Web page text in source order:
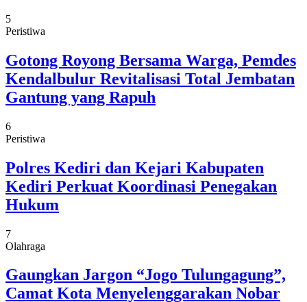
5
Peristiwa
Gotong Royong Bersama Warga, Pemdes
Kendalbulur Revitalisasi Total Jembatan
Gantung yang Rapuh
6
Peristiwa
Polres Kediri dan Kejari Kabupaten
Kediri Perkuat Koordinasi Penegakan
Hukum
7
Olahraga
Gaungkan Jargon “Jogo Tulungagung”,
Camat Kota Menyelenggarakan Nobar